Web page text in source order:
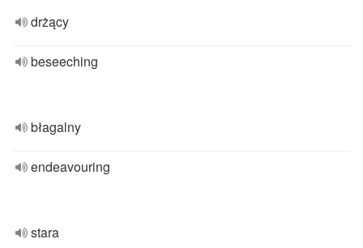
drżący
beseeching
błagalny
endeavouring
stara